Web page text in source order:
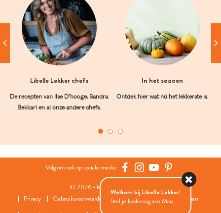
Libelle Lekker chefs
De recepten van Ilse D’hooge, Sandra
Bekkari en al onze andere chefs.
In het seizoen
Ontdek hier wat nú het lekkerste is.
Volg ons ook op sociale media:
© 2026 - Roularta Media Group
Privacy
Gebruiksvoorwaarden Cookies
Cookies instellingen
Welkom bij Libelle Lekker!
Stel je kookvraag aan Maia...